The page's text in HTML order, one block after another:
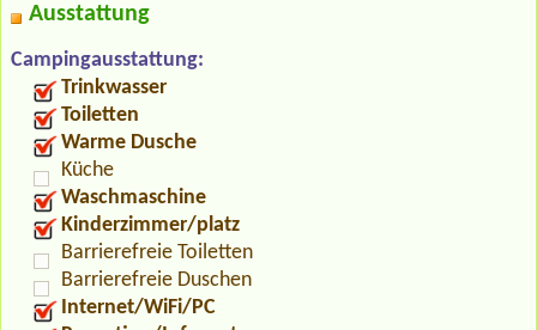
Ausstattung
Campingausstattung:
Trinkwasser
Toiletten
Warme Dusche
Küche
Waschmaschine
Kinderzimmer/platz
Barrierefreie Toiletten
Barrierefreie Duschen
Internet/WiFi/PC